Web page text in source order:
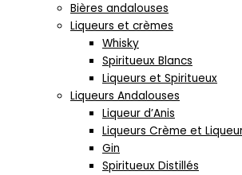
Bières andalouses
Liqueurs et crèmes
Whisky
Spiritueux Blancs
Liqueurs et Spiritueux
Liqueurs Andalouses
Liqueur d’Anis
Liqueurs Crème et
Gin
Spiritueux Distillés